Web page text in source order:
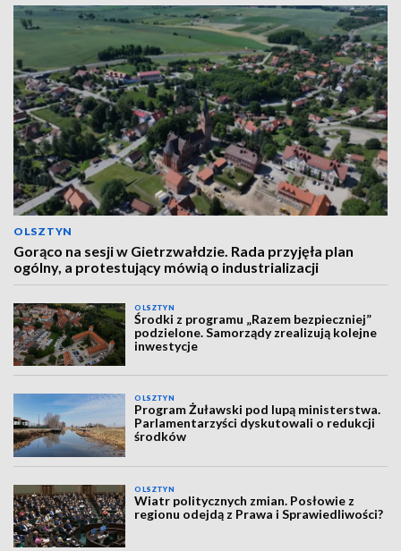
OLSZTYN
Gorąco na sesji w Gietrzwałdzie. Rada przyjęła plan
ogólny, a protestujący mówią o industrializacji
OLSZTYN
Środki z programu „Razem bezpieczniej”
podzielone. Samorządy zrealizują kolejne
inwestycje
OLSZTYN
Program Żuławski pod lupą ministerstwa.
Parlamentarzyści dyskutowali o redukcji
środków
OLSZTYN
Wiatr politycznych zmian. Posłowie z
regionu odejdą z Prawa i Sprawiedliwości?